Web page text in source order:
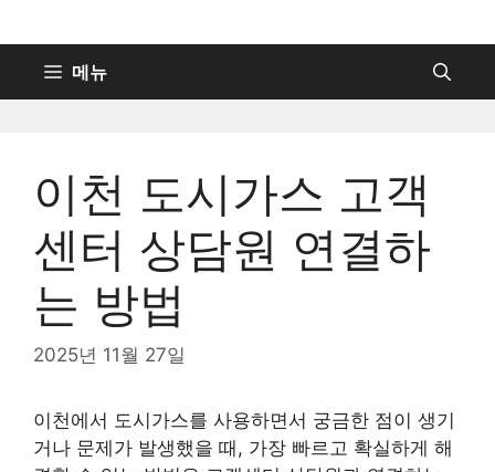
텐
로
메뉴
이천 도시가스 고객
센터 상담원 연결하
는 방법
2025년 11월 27일
이천에서 도시가스를 사용하면서 궁금한 점이 생기
거나 문제가 발생했을 때, 가장 빠르고 확실하게 해